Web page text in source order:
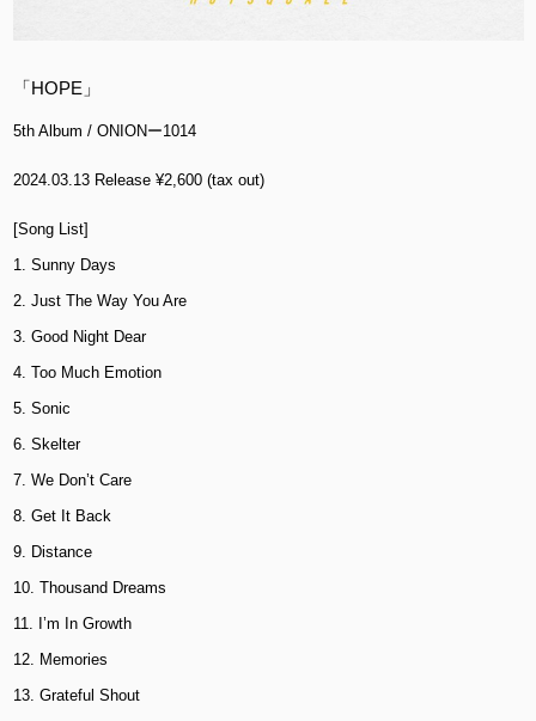
「HOPE」
5th Album / ONIONー1014
2024.03.13 Release ¥2,600 (tax out)
[Song List]
1. Sunny Days
2. Just The Way You Are
3. Good Night Dear
4. Too Much Emotion
5. Sonic
6. Skelter
7. We Don’t Care
8. Get It Back
9. Distance
10. Thousand Dreams
11. I’m In Growth
12. Memories
13. Grateful Shout